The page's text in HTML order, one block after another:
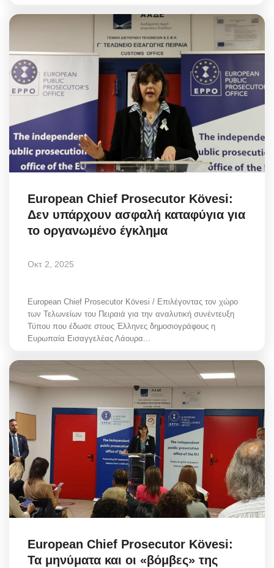
European Chief Prosecutor Kövesi:
Δεν υπάρχουν ασφαλή καταφύγια για
το οργανωμένο έγκλημα
Οκτ 2, 2025
European Chief Prosecutor Kövesi / Επιλέγοντας τον χώρο
των Τελωνείων του Πειραιά για την αναλυτική συνέντευξη
Τύπου που έδωσε στους Έλληνες δημοσιογράφους η
Ευρωπαία Εισαγγελέας Λάουρα...
European Chief Prosecutor Kövesi:
Τα μηνύματα και οι «βόμβες» της